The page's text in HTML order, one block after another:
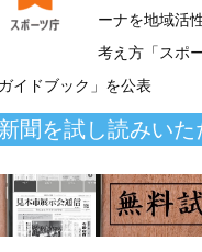
ーナを地域活
考え方「スポ
イドブック」を公表
聞を試し読みいた